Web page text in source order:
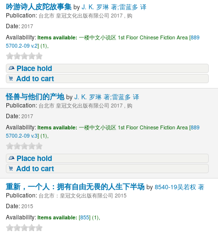
吟游诗人皮陀故事集byJ. K. 罗琳 著;雷蓝多 译
Publication: 台北市 皇冠文化出版有限公司 2017 , 购
Date: 2017
Availability: Items available: 一楼中文小说区 1st Floor Chinese Fiction Area [889
5700.2-09 v.2] (1),
Place hold
Add to cart
怪兽与他们的产地byJ. K. 罗琳 著;雷蓝多 译
Publication: 台北市 皇冠文化出版有限公司 2017 , 购
Date: 2017
Availability: Items available: 一楼中文小说区 1st Floor Chinese Fiction Area [889
5700.2-09 v.3] (1),
Place hold
Add to cart
重新，一个人：拥有自由无畏的人生下半场by8540-19吴若权 著
Publication: 台北市：皇冠文化出版有限公司 2015
Date: 2015
Availability: Items available: [855] (1),